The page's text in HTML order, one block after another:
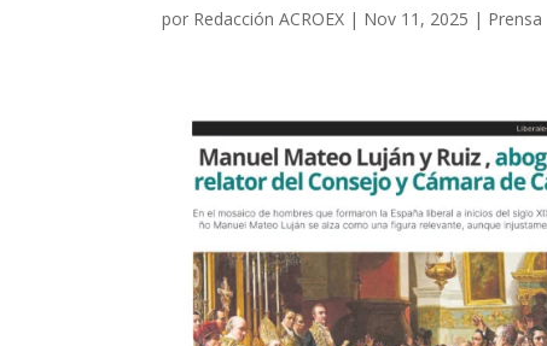
por Redacción ACROEX | Nov 11, 2025 | Prensa